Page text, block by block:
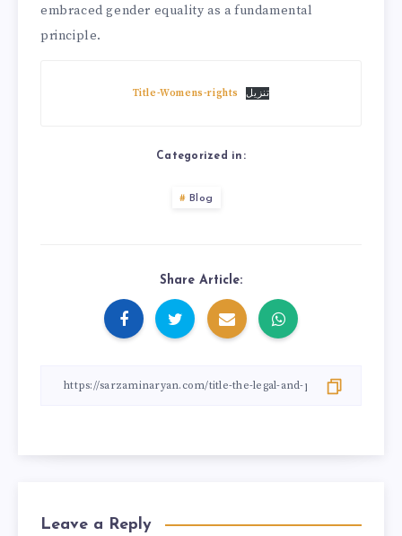
embraced gender equality as a fundamental
principle.
Title-Womens-rights تنزیل
Categorized in:
Blog
Share Article:
Leave a Reply